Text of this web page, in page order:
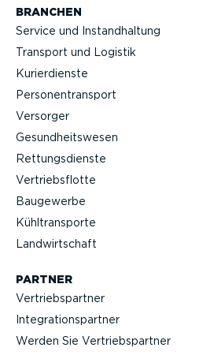
BRANCHEN
Service und Instand­haltung
Transport und Logistik
Kurier­dienste
Perso­nen­transport
Versorger
Gesund­heits­wesen
Rettungs­dienste
Vertriebs­flotte
Baugewerbe
Kühltrans­porte
Landwirt­schaft
PARTNER
Vertriebs­partner
Integra­ti­ons­partner
Werden Sie Vertriebs­partner